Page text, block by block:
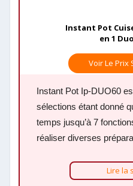
Instant Pot
en 1
Voir Le Prix
Instant Pot Ip-DUO60
sélections étant donné
temps jusqu’à 7
réaliser diverses
Lire la